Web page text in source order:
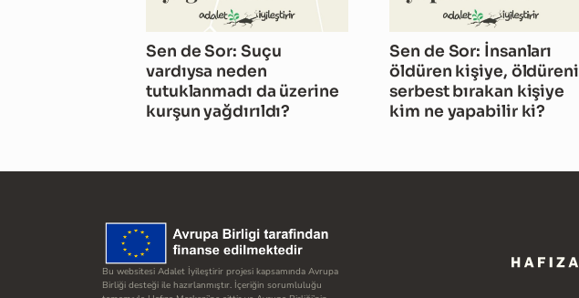
Sen de Sor: Suçu
vardıysa neden
tutuklanmadı da üzerine
kurşun yağdırıldı?
Sen de Sor: İnsanları
öldüren kişiye, öldüreni
serbest bırakan kişiye
kim ne yapabilir ki?
Bu websitesi Adalet İyileştirir projesi kapsamında Avrupa
Birliği desteği ile hazırlanmıştır. İçeriğin sorumluluğu